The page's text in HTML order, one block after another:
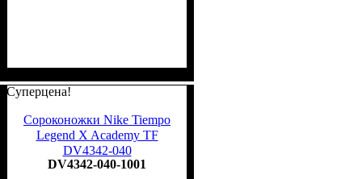
Суперцена!
Сороконожки Nike Tiempo
Legend X Academy TF
DV4342-040
DV4342-040-1001